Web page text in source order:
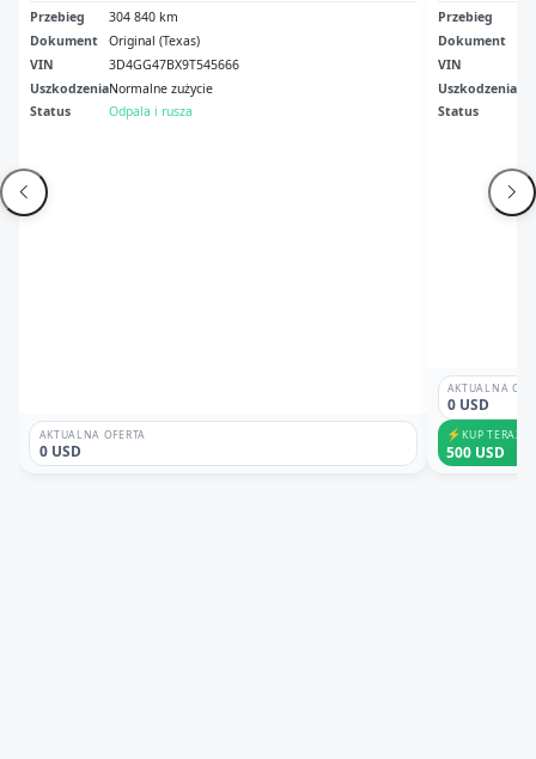
Przebieg
304 840 km
Dokument
Original (Texas)
VIN
3D4GG47BX9T545666
UszkodzeniaNormalne zużycie
Status
Odpala i rusza
AKTUALNA OFERTA
0 USD
Przebieg
Dokument
VIN
Uszkodzenia
Status
AKTUALNA
0 USD
⚡KUP TERAZ
500 USD